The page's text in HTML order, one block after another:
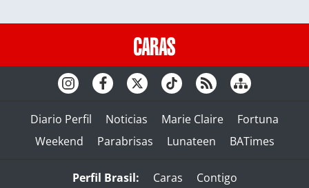
Diario Perfil Noticias Marie Claire
Fortuna
Weekend
Parabrisas Lunateen BATimes
Perfil Brasil: Caras Contigo